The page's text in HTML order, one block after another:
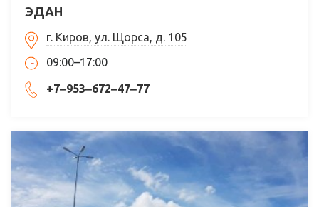
ЭДАН
г. Киров, ул. Щорса, д. 105
09:00–17:00
+7‒953‒672‒47‒77